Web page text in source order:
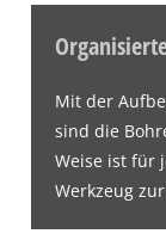
Mit der
sind die
Weise ist für
Werkzeug